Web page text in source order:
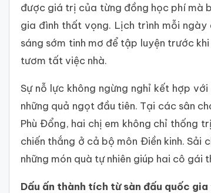
được giá trị của từng đồng học phí mà
gia đình thất vọng. Lịch trình mỗi
sáng sớm tinh mơ để tập luyện trước
tươm tất việc nhà.
Sự nỗ lực không ngừng nghỉ kết hợp
những quả ngọt đầu tiên. Tại các sân
Phù Đổng, hai chị em không chỉ thống
chiến thắng ở cả bộ môn Điền kinh. Sải
những món quà tự nhiên giúp hai cô
Dấu ấn thành tích từ sàn đấu quốc